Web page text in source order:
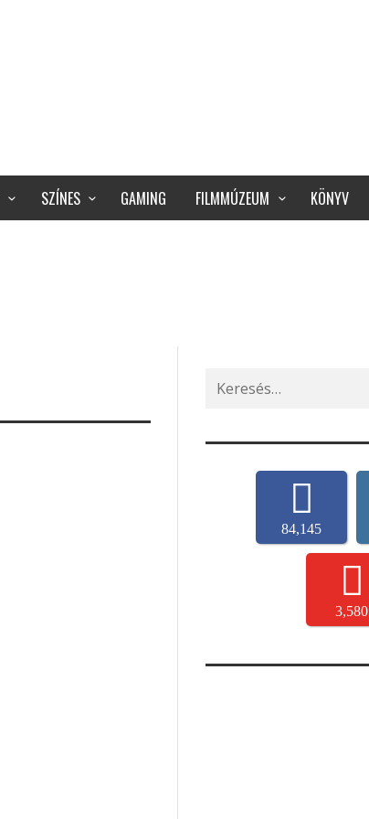
SZÍNES GAMING FILMMÚZEUM KÖNYV
Search
for:
84,145
3,580